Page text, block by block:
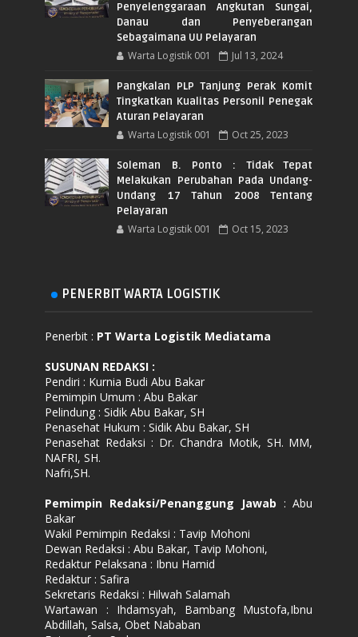
Penyelenggaraan Angkutan Sungai,
Danau dan Penyeberangan
Sebagaimana UU Pelayaran
Warta Logistik 001 Jul 13, 2024
Pangkalan PLP Tanjung Perak Komit
Tingkatkan Kualitas Personil Penegak
Aturan Pelayaran
Warta Logistik 001 Oct 25, 2023
Soleman B. Ponto : Tidak Tepat
Melakukan Perubahan Pada Undang-
Undang 17 Tahun 2008 Tentang
Pelayaran
Warta Logistik 001 Oct 15, 2023
PENERBIT WARTA LOGISTIK
Penerbit : PT Warta Logistik Mediatama
SUSUNAN REDAKSI :
Pendiri : Kurnia Budi Abu Bakar
Pemimpin Umum : Abu Bakar
Pelindung : Sidik Abu Bakar, SH
Penasehat Hukum : Sidik Abu Bakar, SH
Penasehat Redaksi : Dr. Chandra Motik, SH. MM,
NAFRI, SH.
Nafri,SH.
Pemimpin Redaksi/Penanggung Jawab : Abu
Bakar
Wakil Pemimpin Redaksi : Tavip Mohoni
Dewan Redaksi : Abu Bakar, Tavip Mohoni,
Redaktur Pelaksana : Ibnu Hamid
Redaktur : Safira
Sekretaris Redaksi : Hilwah Salamah
Wartawan : Ihdamsyah, Bambang Mustofa,Ibnu
Abdillah, Salsa, Obet Nababan